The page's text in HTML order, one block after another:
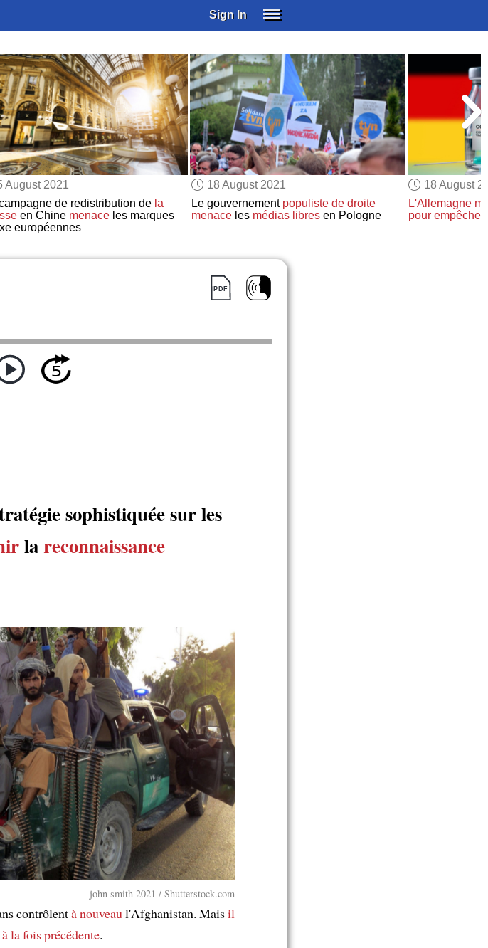
Sign In
SUBSCRIBE
EDUCATIONAL LICENSES
GIFT CARDS
OTHER LANGUAGES
ABOUT US
ALEXA
ADJUST COLORS
August 2021
de redistribution de la
en Chine menaceles marques
européennes
18 August 2021
Le gouvernement populiste de droite
menaceles médias libresen Pologne
18 August
L'Allemagne
pour empêcher
sophistiquée sur les
lareconnaissance
john smith 2021 / Shutterstock.com
contrôlentà nouveau l'Afghanistan. Maisil
la fois précédente.